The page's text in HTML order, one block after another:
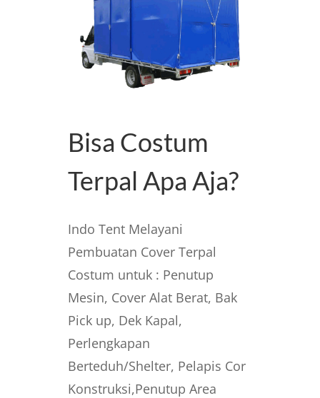
Bisa Costum
Terpal Apa Aja?
Indo Tent Melayani
Pembuatan Cover Terpal
Costum untuk : Penutup
Mesin, Cover Alat Berat, Bak
Pick up, Dek Kapal,
Perlengkapan
Berteduh/Shelter, Pelapis Cor
Konstruksi,Penutup Area